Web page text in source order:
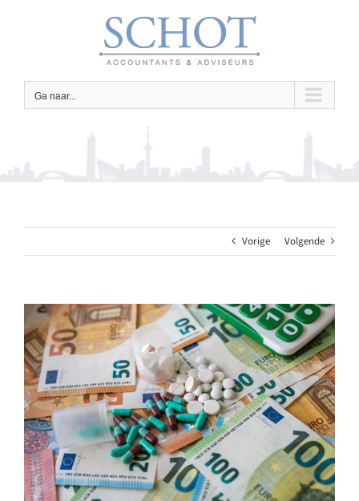
Ga naar...
Vorige Volgende
Bekijk
grotere
afbeelding